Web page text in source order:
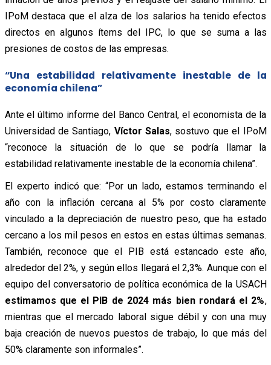
IPoM destaca que el alza de los salarios ha tenido efectos
directos en algunos ítems del IPC, lo que se suma a las
presiones de costos de las empresas.
“Una estabilidad relativamente inestable de la
economía chilena”
Ante el último informe del Banco Central, el economista de la
Universidad de Santiago, Víctor Salas, sostuvo que el IPoM
“reconoce la situación de lo que se podría llamar la
estabilidad relativamente inestable de la economía chilena”.
El experto indicó que: “Por un lado, estamos terminando el
año con la inflación cercana al 5% por costo claramente
vinculado a la depreciación de nuestro peso, que ha estado
cercano a los mil pesos en estos en estas últimas semanas.
También, reconoce que el PIB está estancado este año,
alrededor del 2%, y según ellos llegará el 2,3%. Aunque con el
equipo del conversatorio de política económica de la USACH
estimamos que el PIB de 2024 más bien rondará el 2%,
mientras que el mercado laboral sigue débil y con una muy
baja creación de nuevos puestos de trabajo, lo que más del
50% claramente son informales”.